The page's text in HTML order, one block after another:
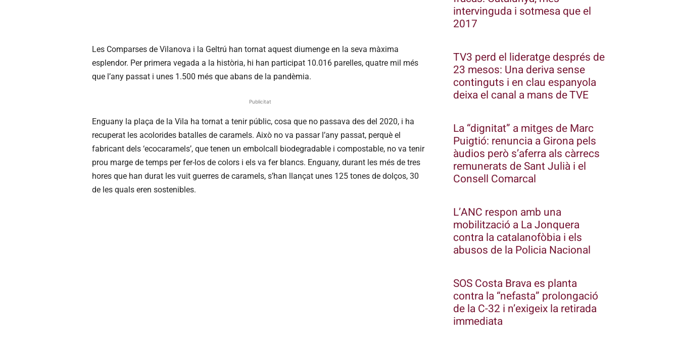
Les Comparses de Vilanova i la Geltrú han tornat aquest diumenge en la seva màxima
esplendor. Per primera vegada a la història, hi han participat 10.016 parelles, quatre mil més
que l’any passat i unes 1.500 més que abans de la pandèmia.
Publicitat
Enguany la plaça de la Vila ha tornat a tenir públic, cosa que no passava des del 2020, i ha
recuperat les acolorides batalles de caramels. Això no va passar l’any passat, perquè el
fabricant dels ‘ecocaramels’, que tenen un embolcall biodegradable i compostable, no va tenir
prou marge de temps per fer-los de colors i els va fer blancs. Enguany, durant les més de tres
hores que han durat les vuit guerres de caramels, s’han llançat unes 125 tones de dolços, 30
de les quals eren sostenibles.
intervinguda i sotmesa que el
2017
TV3 perd el lideratge després de
23 mesos: Una deriva sense
continguts i en clau espanyola
deixa el canal a mans de TVE
La “dignitat” a mitges de Marc
Puigtió: renuncia a Girona pels
àudios però s’aferra als càrrecs
remunerats de Sant Julià i el
Consell Comarcal
L’ANC respon amb una
mobilització a La Jonquera
contra la catalanofòbia i els
abusos de la Policia Nacional
SOS Costa Brava es planta
contra la “nefasta” prolongació
de la C-32 i n’exigeix la retirada
immediata